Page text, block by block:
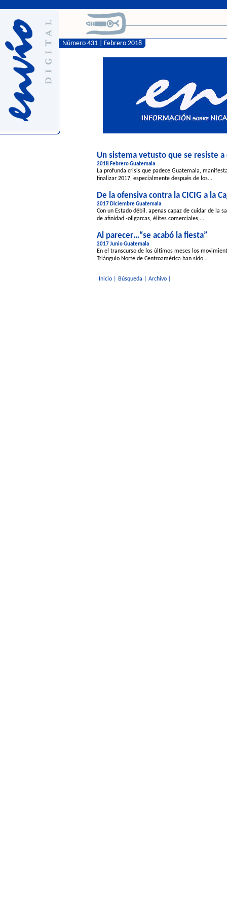
Número 431 | Febrero 2018
Un sistema vetusto que se resiste a
2018 Febrero Guatemala
La profunda crisis que padece Guatemala,
finalizar 2017, especialmente después de los...
De la ofensiva contra la CICIG a la
2017 Diciembre Guatemala
Con un Estado débil, apenas capaz de cuidar de la
de afinidad -oligarcas, élites comerciales,...
Al parecer…“se acabó la fiesta”
2017 Junio Guatemala
En el transcurso de los últimos meses los
Triángulo Norte de Centroamérica han sido...
Inicio| Búsqueda Archivo|